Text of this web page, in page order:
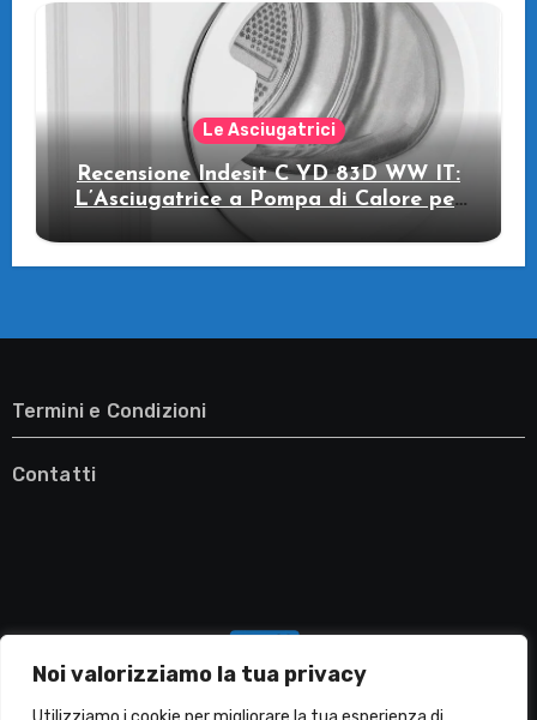
Noi valorizziamo la tua privacy
Le Asciugatrici
Recensione Indesit C YD 83D WW IT:
L’Asciugatrice a Pompa di Calore per
il Tuo Benessere
Termini e Condizioni
Contatti